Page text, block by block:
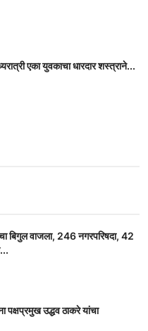
एका युवकाचा धारदार शस्त्राने...
बिगुल वाजला, 246 नगरपरिषदा, 42
पक्षप्रमुख उद्धव ठाकरे यांचा